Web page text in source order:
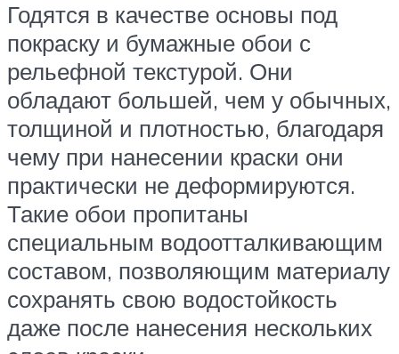
Годятся в качестве основы под
покраску и бумажные обои с
рельефной текстурой. Они
обладают большей, чем у обычных,
толщиной и плотностью, благодаря
чему при нанесении краски они
практически не деформируются.
Такие обои пропитаны
специальным водоотталкивающим
составом, позволяющим материалу
сохранять свою водостойкость
даже после нанесения нескольких